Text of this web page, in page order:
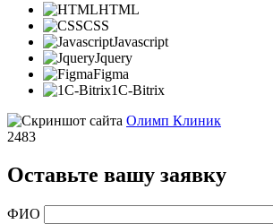
HTML
CSS
Javascript
Jquery
Figma
1C-Bitrix
Олимп Клиник
2483
Оставьте вашу заявку
ФИО